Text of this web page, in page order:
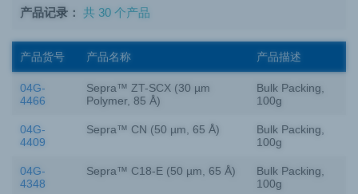
产品记录： 共 30 个产品
产品货号 产品名称 产品描述
04G-
4466
Sepra™ ZT-SCX (30 µm
Polymer, 85 Å)
Bulk Packing,
100g
04G-
4409
Sepra™ CN (50 µm, 65 Å)
Bulk Packing,
100g
04G-
4348
Sepra™ C18-E (50 µm, 65 Å)
Bulk Packing,
100g